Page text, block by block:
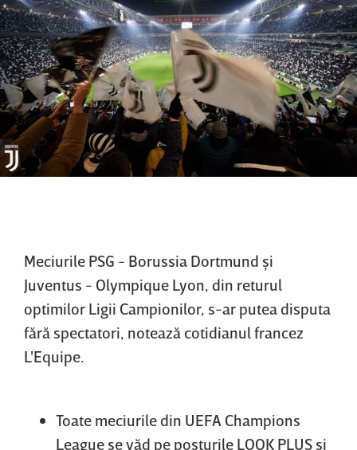
Meciurile PSG - Borussia Dortmund şi
Juventus - Olympique Lyon, din returul
optimilor Ligii Campionilor, s-ar putea disputa
fără spectatori, notează cotidianul francez
L'Equipe.
Toate meciurile din UEFA Champions
League se văd pe posturile LOOK PLUS şi